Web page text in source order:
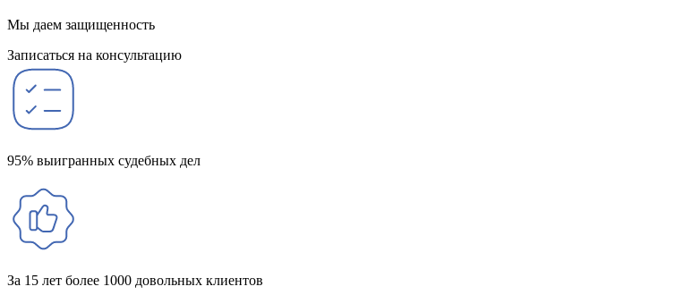
Мы даем защищенность
Записаться на консультацию
95% выигранных судебных дел
За 15 лет более 1000 довольных клиентов